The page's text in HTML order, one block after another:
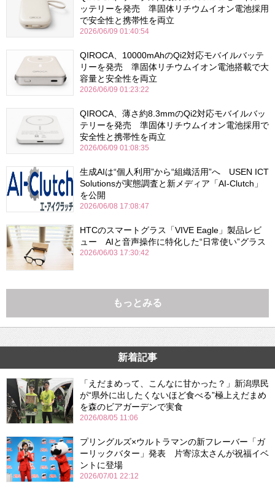
ッテリーを発売 準固体リチウムイオン電池採用
で安全性と携帯性を両立
2026/06/09 01:40:54
QIROCA、10000mAhのQi2対応モバイルバッテ
リーを発売 準固体リチウムイオン電池搭載で大
容量と安全性を両立
2026/06/09 01:23:22
QIROCA、薄さ約8.3mmのQi2対応モバイルバッ
テリーを発売 準固体リチウムイオン電池採用で
安全性と携帯性を両立
2026/06/09 01:08:35
生成AIは“個人利用”から“組織活用”へ USEN ICT
Solutionsが実態調査と新メディア「AI-Clutch」
を公開
2026/06/08 17:08:47
HTCのスマートグラス「VIVE Eagle」製品レビ
ュー AIと音声操作に特化した“日常使い”グラス
2026/06/03 17:30:42
もっとみる
新着記事
「えだまめって、こんなに甘かった？」新潟県民
が“県外に出したくないほど食べる”極上えだまめ
を森のビアガーデンで実食
2026/08/05 11:06
プリングルズ×ウルトラマンの新フレーバー「ガ
ーリックバター」発表 片寄涼太さんが祝福イベ
ントに登場
2026/07/01 22:12